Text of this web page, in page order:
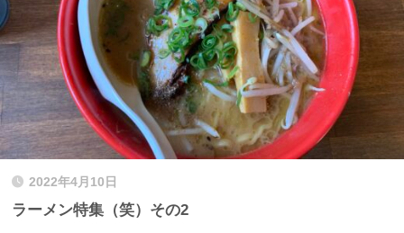
2022年4月10日
ラーメン特集（笑）その2